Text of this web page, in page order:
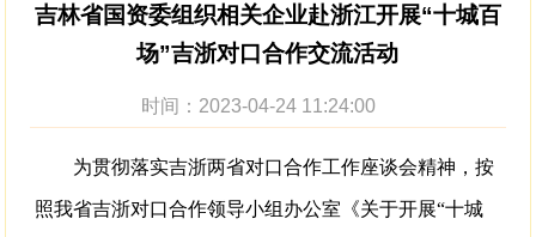
吉林省国资委组织相关企业赴浙江开展“十城百
场”吉浙对口合作交流活动
时间：2023-04-24 11:24:00
为贯彻落实吉浙两省对口合作工作座谈会精神，按
照我省吉浙对口合作领导小组办公室《关于开展“十城